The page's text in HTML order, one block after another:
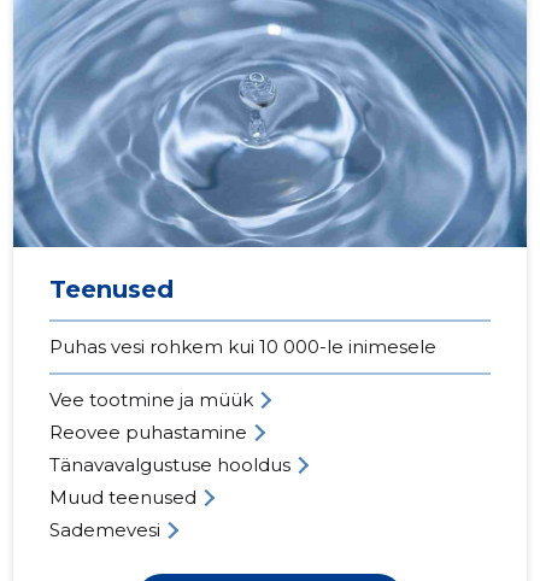
Teenused
Puhas vesi rohkem kui 10 000-le inimesele
Vee tootmine ja müük
Reovee puhastamine
Tänavavalgustuse hooldus
Muud teenused
Sademevesi